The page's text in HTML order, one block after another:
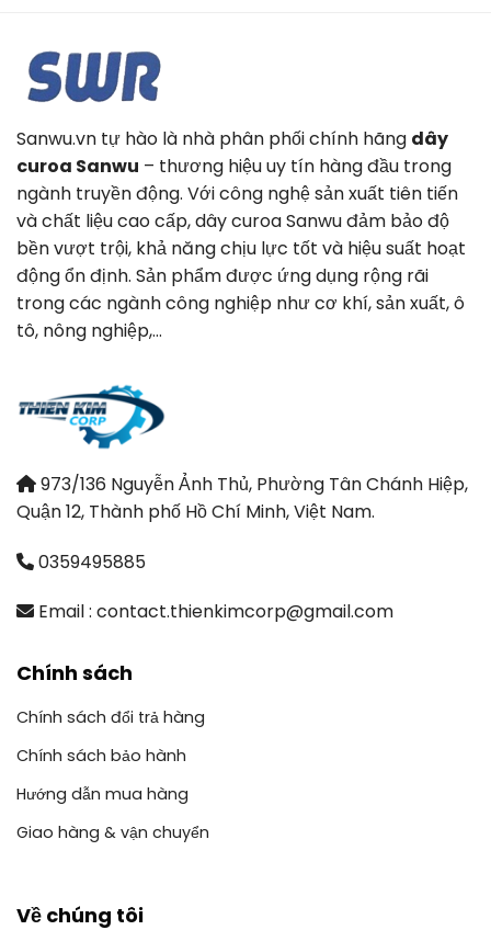
Sanwu.vn tự hào là nhà phân phối chính hãng dây
curoa Sanwu – thương hiệu uy tín hàng đầu trong
ngành truyền động. Với công nghệ sản xuất tiên tiến
và chất liệu cao cấp, dây curoa Sanwu đảm bảo độ
bền vượt trội, khả năng chịu lực tốt và hiệu suất hoạt
động ổn định. Sản phẩm được ứng dụng rộng rãi
trong các ngành công nghiệp như cơ khí, sản xuất, ô
tô, nông nghiệp,…
973/136 Nguyễn Ảnh Thủ, Phường Tân Chánh Hiệp,
Quận 12, Thành phố Hồ Chí Minh, Việt Nam.
0359495885
Email : contact.thienkimcorp@gmail.com
Chính sách
Chính sách đổi trả hàng
Chính sách bảo hành
Hướng dẫn mua hàng
Giao hàng & vận chuyển
Về chúng tôi